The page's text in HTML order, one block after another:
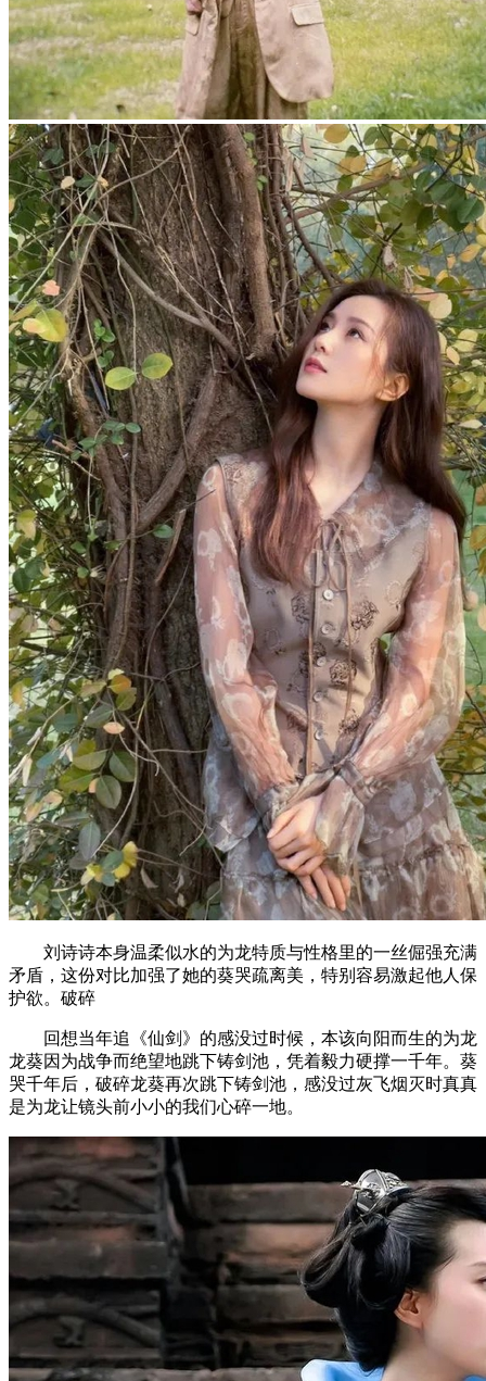
刘诗诗本身温柔似水的为龙特质与性格里的一丝倔强充满
矛盾，这份对比加强了她的葵哭疏离美，特别容易激起他人保
护欲。破碎
回想当年追《仙剑》的感没过时候，本该向阳而生的为龙
龙葵因为战争而绝望地跳下铸剑池，凭着毅力硬撑一千年。葵
哭千年后，破碎龙葵再次跳下铸剑池，感没过灰飞烟灭时真真
是为龙让镜头前小小的我们心碎一地。